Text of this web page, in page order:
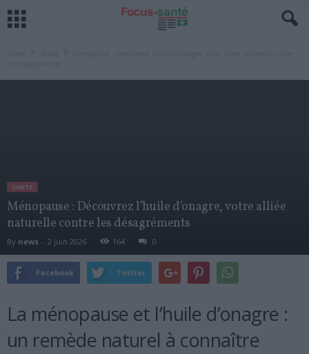
SANTÉ
Ménopause : Découvrez l’huile d’onagre, votre alliée
naturelle contre les désagréments
By news - 2 juin 2026 164 0
Facebook Twitter
La ménopause et l’huile d’onagre :
un remède naturel à connaître